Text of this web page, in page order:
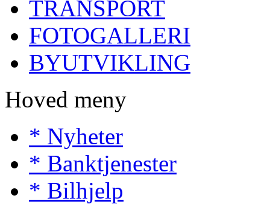
TRANSPORT
FOTOGALLERI
BYUTVIKLING
Hoved meny
* Nyheter
* Banktjenester
* Bilhjelp